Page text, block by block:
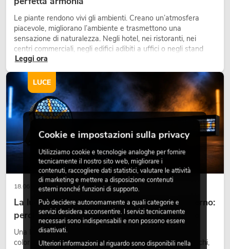
Le piante rendono vivi gli ambienti. Creano un’atmosfera
piacevole, migliorano l’ambiente e trasmettono una
sensazione di naturalezza. Negli hotel, nei ristoranti, nei
centri commerciali, negli edifici adibiti a uffici o negli stand
fieristici, una vegetazione di alta qualità è ormai parte
Leggi ora
18.06.2026
La luce retrò nel design illuminotecnico moderno:
perché la luce calda torna ad avere successo
Una luce molto calda, superfici luminose visibili e accenti
colorati caratterizzano molti lighting design attuali su palchi,
LUCE
Cookie e impostazioni sulla privacy
Utilizziamo cookie e tecnologie analoghe per fornire
tecnicamente il nostro sito web, migliorare i
contenuti, raccogliere dati statistici, valutare le attività
di marketing e mettere a disposizione contenuti
esterni nonché funzioni di supporto.
Può decidere autonomamente a quali categorie e
servizi desidera acconsentire. I servizi tecnicamente
necessari sono indispensabili e non possono essere
disattivati.
Ulteriori informazioni al riguardo sono disponibili nella